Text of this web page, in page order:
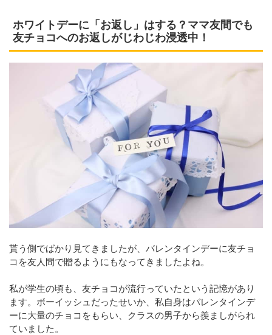
ホワイトデーに「お返し」はする？ママ友間でも
友チョコへのお返しがじわじわ浸透中！
貰う側でばかり見てきましたが、バレンタインデーに友チョ
コを友人間で贈るようにもなってきましたよね。
私が学生の頃も、友チョコが流行っていたという記憶があり
ます。ボーイッシュだったせいか、私自身はバレンタインデ
ーに大量のチョコをもらい、クラスの男子から羨ましがられ
ていました。